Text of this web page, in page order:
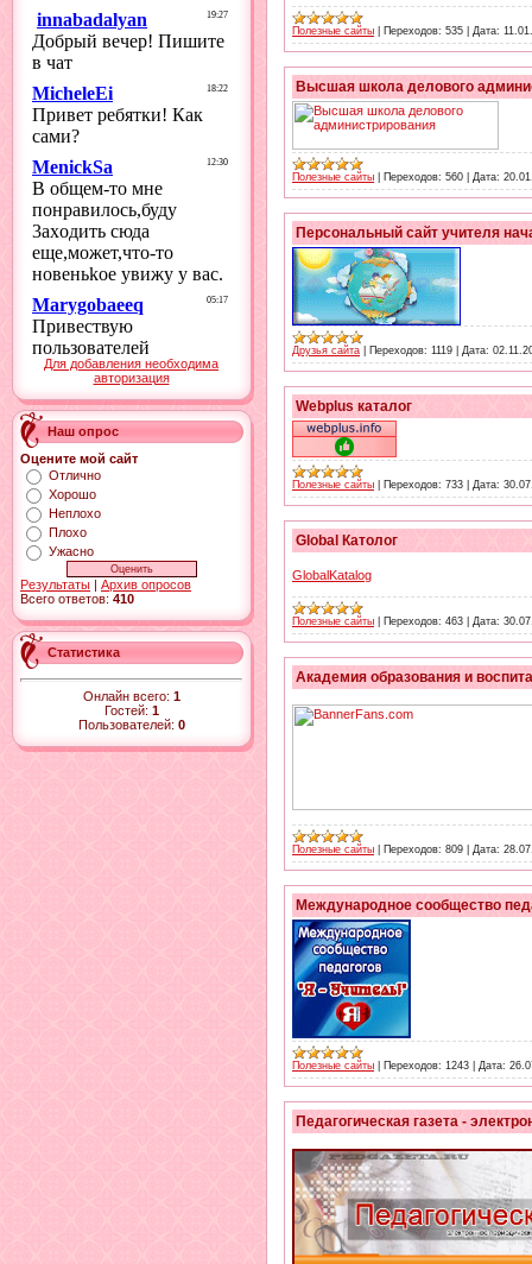
Для добавления необходима
авторизация
Наш опрос
Оцените мой сайт
Отлично
Хорошо
Неплохо
Плохо
Ужасно
Результаты | Архив опросов
Всего ответов: 410
Статистика
Онлайн всего: 1
Гостей: 1
Пользователей: 0
Полезные сайты Переходов: 535 Дата:
Высшая школа делового
Полезные сайты Переходов: 560 Дата:
Персональный сайт учителя
Друзья сайта Переходов: 1119 Дата:
Webplus каталог
Полезные сайты Переходов: 733 Дата:
Global Католог
GlobalKatalog
Полезные сайты Переходов: 463 Дата:
Академия образования и
Полезные сайты Переходов: 809 Дата:
Международное сообщество
Полезные сайты Переходов: 1243 Дата:
Педагогическая газета -